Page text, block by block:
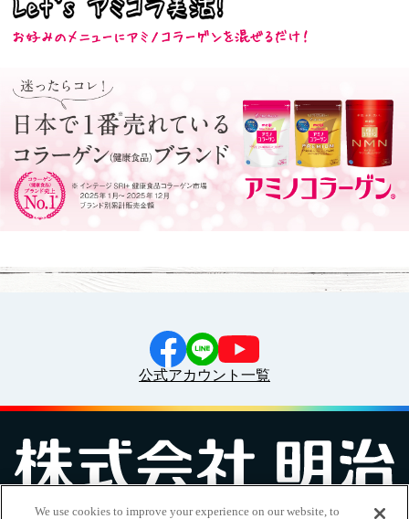
公式アカウント一覧
We use cookies to improve your experience on our website, to